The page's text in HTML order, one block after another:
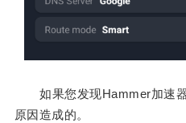
如果您发现Hammer加速器
原因造成的。